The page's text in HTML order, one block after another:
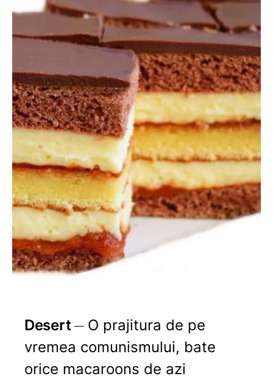
Desert
O prajitura de pe
vremea comunismului, bate
orice macaroons de azi